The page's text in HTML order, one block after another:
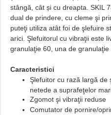
stângă, cât și cu dreapta. SKIL
dual de prindere, cu cleme şi
puteţi utiliza atât foi de şlefuire
arici. Şlefuitorul cu vibraţii este
granulaţie 60, una de
Caracteristici
Şlefuitor cu rază largă de
netede a suprafeţelor
Zgomot şi vibraţii reduse
Comutator de pornire/